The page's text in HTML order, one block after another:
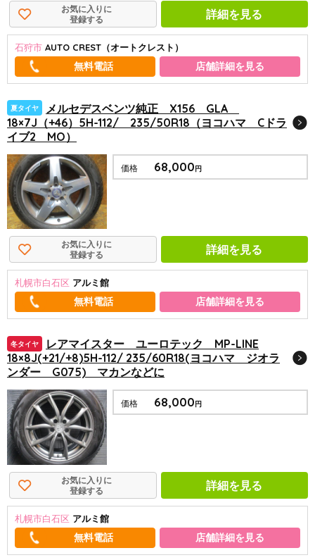
お気に入りに
登録する
詳細を見る
石狩市 AUTO CREST（オートクレスト）
店舗詳細を見る
夏タイヤ
メルセデスベンツ純正 X156 GLA
18×7J（+46）5H-112/ 235/50R18（ヨコハマ Cドラ
イブ2 MO）
価格 68,000円
お気に入りに
登録する
詳細を見る
札幌市白石区 アルミ館
店舗詳細を見る
冬タイヤ
レアマイスター ユーロテック MP-LINE
18×8J(+21/+8)5H-112/ 235/60R18(ヨコハマ ジオラ
ンダー G075) マカンなどに
価格 68,000 円
お気に入りに
登録する
詳細を見る
札幌市白石区 アルミ館
店舗詳細を見る